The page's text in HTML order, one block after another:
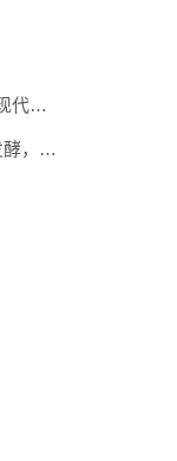
细说中医发展史，千年根基不会被推倒，但被现代医疗模式堵住出路
天冷发面，不要只放酵母！多加这3样，快速发酵，蓬松香软弹性十足